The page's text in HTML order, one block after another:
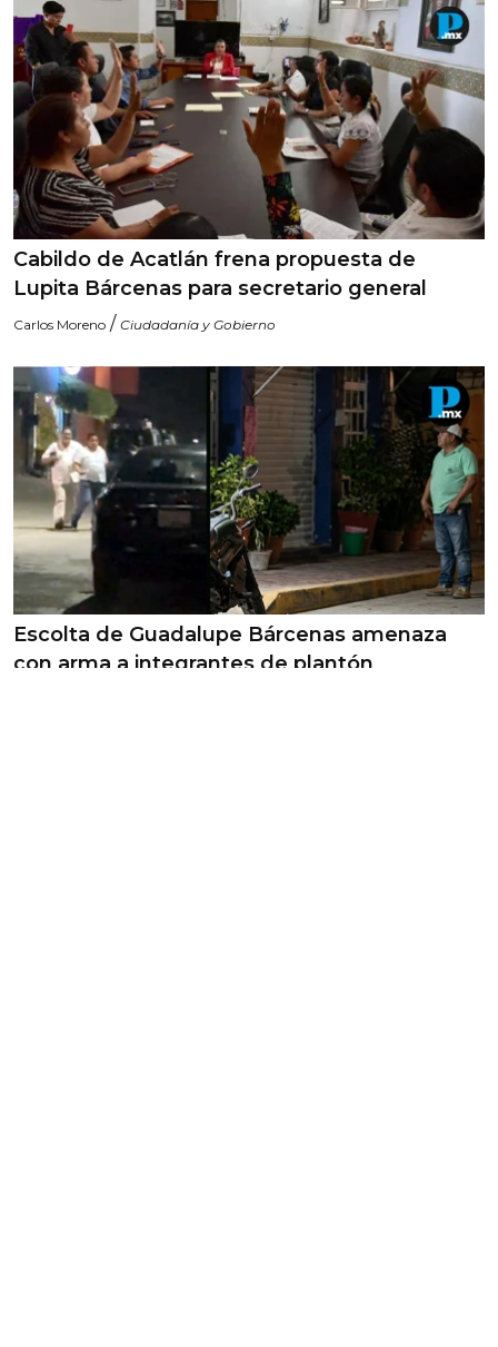
Cabildo de Acatlán frena propuesta de
Lupita Bárcenas para secretario general
Carlos Moreno / Ciudadanía y Gobierno
Escolta de Guadalupe Bárcenas amenaza
con arma a integrantes de plantón